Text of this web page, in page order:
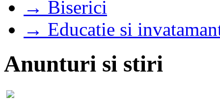
→ Biserici
→ Educatie si
Anunturi si stiri